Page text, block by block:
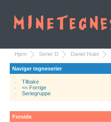
Hjem Serier D Daniel Hulet
Naviger tegneserier
Tilbake
<< Forrige
Seriegruppe
Forside